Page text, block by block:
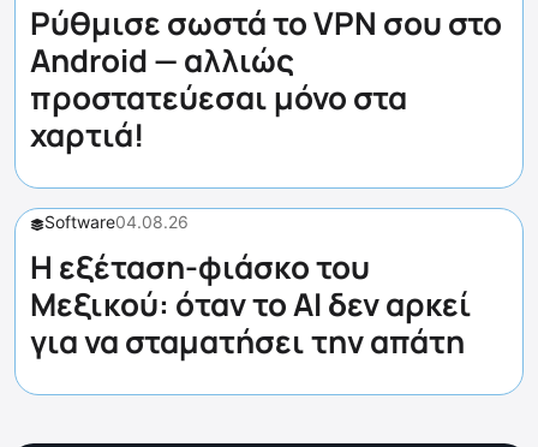
Ρύθμισε σωστά το VPN σου στο
Android — αλλιώς
προστατεύεσαι μόνο στα
χαρτιά!
Software04.08.26
Η εξέταση-φιάσκο του
Μεξικού: όταν το AI δεν αρκεί
για να σταματήσει την απάτη